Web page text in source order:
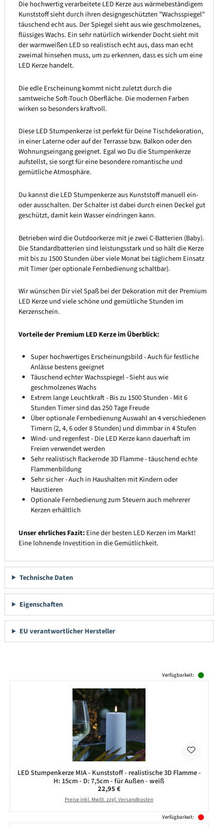
Die hochwertig verarbeitete LED Kerze aus wärmebeständigem
Kunststoff sieht durch ihren designgeschützten "Wachsspiegel"
täuschend echt aus. Der Spiegel sieht aus wie geschmolzenes,
flüssiges Wachs. Ein sehr natürlich wirkender Docht sieht mit
der warmweißen LED so realistisch echt aus, dass man echt
zweimal hinsehen muss, um zu erkennen, dass es sich um eine
LED Kerze handelt.
Die edle Erscheinung kommt nicht zuletzt durch die
samtweiche Soft-Touch Oberfläche. Die modernen Farben
wirken so besonders kraftvoll.
Diese LED Stumpenkerze ist perfekt für Deine Tischdekoration,
in einer Laterne oder auf der Terrasse bzw. Balkon oder den
Wohnungseingang geeignet. Egal wo Du die Stumpenkerze
aufstellst, sie sorgt für eine besondere romantische und
gemütliche Atmosphäre.
Du kannst die LED Stumpenkerze aus Kunststoff manuell ein-
oder ausschalten. Der Schalter ist dabei durch einen Deckel gut
geschützt, damit kein Wasser eindringen kann.
Betrieben wird die Outdoorkerze mit je zwei C-Batterien (Baby).
Die Standardbatterien sind leistungsstark und so hält die Kerze
mit bis zu 1500 Stunden über viele Monat bei täglichem Einsatz
mit Timer (per optionale Fernbedienung schaltbar).
Wir wünschen Dir viel Spaß bei der Dekoration mit der Premium
LED Kerze und viele schöne und gemütliche Stunden im
Kerzenschein.
Vorteile der Premium LED Kerze im Überblick:
Super hochwertiges Erscheinungsbild - Auch für festliche
Anlässe bestens geeignet
Täuschend echter Wachsspiegel - Sieht aus wie
geschmolzenes Wachs
Extrem lange Leuchtkraft - Bis zu 1500 Stunden - Mit 6
Stunden Timer sind das 250 Tage Freude
Über optionale Fernbedienung Auswahl an 4 verschiedenen
Timern (2, 4, 6 oder 8 Stunden) und dimmbar in 4 Stufen
Wind- und regenfest - Die LED Kerze kann dauerhaft im
Freien verwendet werden
Sehr realistisch flackernde 3D Flamme - täuschend echte
Flammenbildung
Sehr sicher - Auch in Haushalten mit Kindern oder
Haustieren
Optionale Fernbedienung zum Steuern auch mehrerer
Kerzen erhältlich
Unser ehrliches Fazit:Eine der besten LED Kerzen im Markt!
Eine lohnende Investition in die Gemütlichkeit.
Technische Daten
Eigenschaften
EU verantwortlicher Hersteller
Verfügbarkeit:
LED Stumpenkerze MIA - Kunststoff - realistische 3D Flamme -
H: 15cm - D: 7,5cm - für Außen - weiß
Regulärer Preis:
22,95 €
Preise inkl. MwSt. zzgl. Versandkosten
Verfügbarkeit: